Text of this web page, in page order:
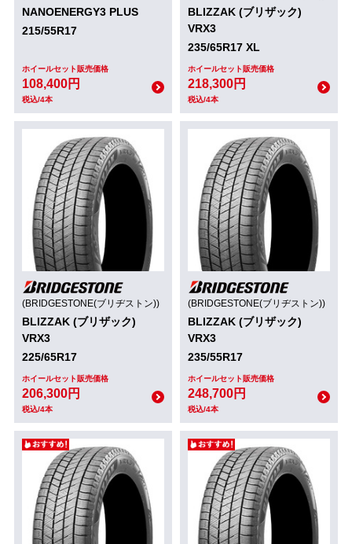
NANOENERGY3 PLUS
215/55R17
ホイールセット販売価格
108,400円
税込/4本
BLIZZAK (ブリザック)
VRX3
235/65R17 XL
ホイールセット販売価格
218,300円
税込/4本
(BRIDGESTONE(ブリヂストン))
BLIZZAK (ブリザック)
VRX3
225/65R17
ホイールセット販売価格
206,300円
税込/4本
(BRIDGESTONE(ブリヂストン))
BLIZZAK (ブリザック)
VRX3
235/55R17
ホイールセット販売価格
248,700円
税込/4本